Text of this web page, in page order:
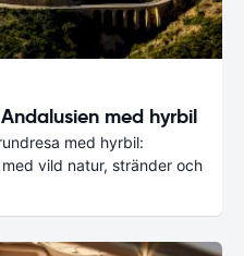
med hyrbil
med hyrbil:
vild natur, stränder och